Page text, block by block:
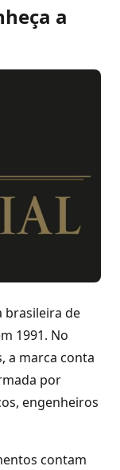
a
brasileira de
1991. No
a marca conta
por
engenheiros
contam